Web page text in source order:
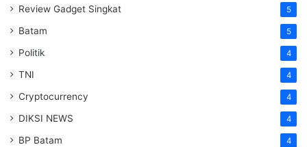
Review Gadget Singkat 5
Batam 5
Politik 4
TNI 4
Cryptocurrency 4
DIKSI NEWS 4
BP Batam 4